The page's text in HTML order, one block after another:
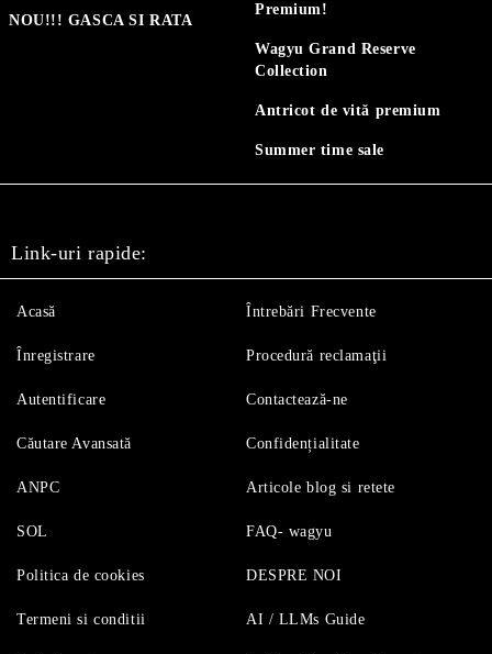
NOU!!! GASCA SI RATA
Premium!
Wagyu Grand Reserve
Collection
Antricot de vită premium
Summer time sale
Link-uri rapide:
Acasă
Înregistrare
Autentificare
Căutare Avansată
Întrebări Frecvente
Procedură reclamaţii
Contactează-ne
Confidențialitate
ANPC
SOL
Politica de cookies
Termeni si conditii
Articole blog si retete
FAQ- wagyu
DESPRE NOI
AI / LLMs Guide